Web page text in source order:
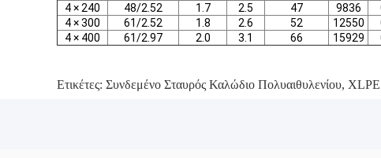
4 × 240
48/2.52 1.7 2.5 47 9836
4 × 300
61/2.52 1.8 2.6 52 12550
4 × 400
61/2.97 2.0 3.1 66 15929
Ετικέτες: Συνδεμένο Σταυρός Καλώδιο Πολυαιθυλενίου, XLPE